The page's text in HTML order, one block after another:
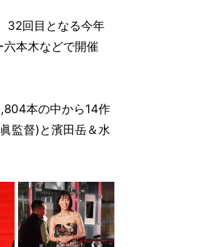
32回目となる今年
本木などで開催
本の中から14作
監督)と濱田岳＆水